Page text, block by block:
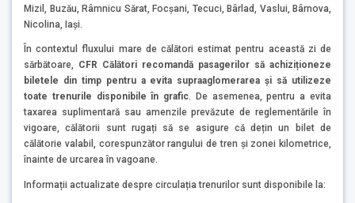
Mizil, Buzău, Râmnicu Sărat, Focşani, Tecuci, Bârlad, Vaslui, Bârnova,
Nicolina, Iaşi.
În contextul fluxului mare de călători estimat pentru această zi de
sărbătoare, CFR Călători recomandă pasagerilor să achiziționeze
biletele din timp pentru a evita supraaglomerarea și să utilizeze
toate trenurile disponibile în grafic. De asemenea, pentru a evita
taxarea suplimentară sau amenzile prevăzute de reglementările în
vigoare, călătorii sunt rugați să se asigure că dețin un bilet de
călătorie valabil, corespunzător rangului de tren și zonei kilometrice,
înainte de urcarea în vagoane.
Informații actualizate despre circulația trenurilor sunt disponibile la: